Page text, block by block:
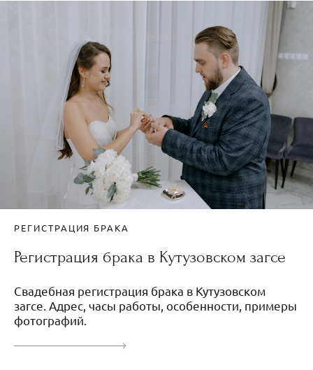
РЕГИСТРАЦИЯ БРАКА
Регистрация брака в Кутузовском загсе
Свадебная регистрация брака в Кутузовском
загсе. Адрес, часы работы, особенности, примеры
фотографий.